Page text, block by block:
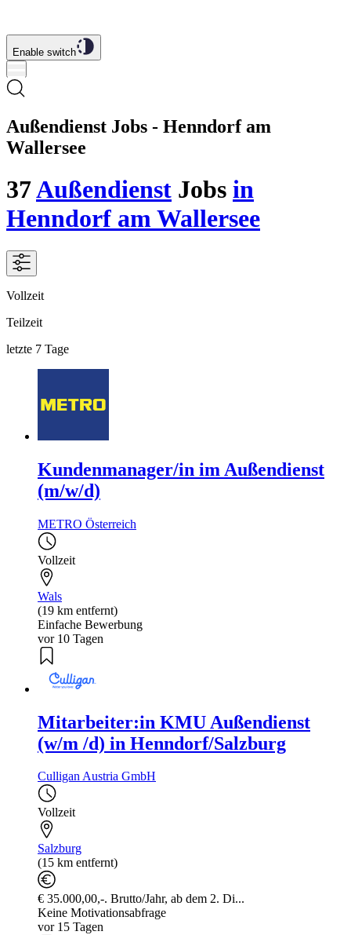
Enable switch
Außendienst Jobs - Henndorf am
Wallersee
37Außendienst Jobs in
Henndorf am Wallersee
Vollzeit
Teilzeit
letzte 7 Tage
Kundenmanager/in im Außendienst
(m/w/d)
METRO Österreich
Vollzeit
Wals
(19 km entfernt)
Einfache Bewerbung
vor 10 Tagen
Mitarbeiter:in KMU Außendienst
(w/m /d) in Henndorf/Salzburg
Culligan Austria GmbH
Vollzeit
Salzburg
(15 km entfernt)
€ 35.000,00,-. Brutto/Jahr, ab dem 2. Di...
Keine Motivationsabfrage
vor 15 Tagen